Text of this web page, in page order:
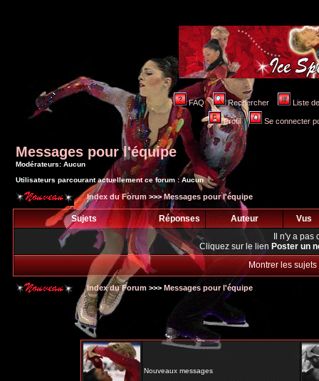
FAQ Rechercher Liste
Profil Se connecter
Messages pour l'équipe
Modérateurs: Aucun
Utilisateurs parcourant actuellement ce forum : Aucun
Index du Forum >>>Messages pour l'équipe
Sujets Réponses Auteur
Vus
Il n'y a pas
Cliquez sur le lienPoster un
Montrer les
Index du Forum >>> Messages pour l'équipe
Nouveaux messages